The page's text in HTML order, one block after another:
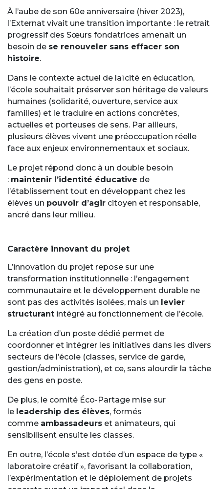
À l’aube de son 60e anniversaire (hiver 2023),
l’Externat vivait une transition importante : le retrait
progressif des Sœurs fondatrices amenait un
besoin de se renouveler sans effacer son
histoire.
Dans le contexte actuel de laïcité en éducation,
l’école souhaitait préserver son héritage de valeurs
humaines (solidarité, ouverture, service aux
familles) et le traduire en actions concrètes,
actuelles et porteuses de sens. Par ailleurs,
plusieurs élèves vivent une préoccupation réelle
face aux enjeux environnementaux et sociaux.
Le projet répond donc à un double besoin
: maintenir l’identité éducative de
l’établissement tout en développant chez les
élèves un pouvoir d’agir citoyen et responsable,
ancré dans leur milieu.
Caractère innovant du projet
L’innovation du projet repose sur une
transformation institutionnelle : l’engagement
communautaire et le développement durable ne
sont pas des activités isolées, mais un levier
structurant intégré au fonctionnement de l’école.
La création d’un poste dédié permet de
coordonner et intégrer les initiatives dans les divers
secteurs de l’école (classes, service de garde,
gestion/administration), et ce, sans alourdir la tâche
des gens en poste.
De plus, le comité Éco-Partage mise sur
le leadership des élèves, formés
comme ambassadeurs et animateurs, qui
sensibilisent ensuite les classes.
En outre, l’école s’est dotée d’un espace de type «
laboratoire créatif », favorisant la collaboration,
l’expérimentation et le déploiement de projets